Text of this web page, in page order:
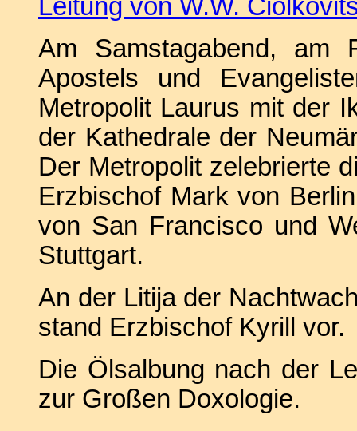
Leitung von W.W.
Am Samstagabend, am
Apostels und
Metropolit Laurus mit der
der Kathedrale der
Der Metropolit zelebrierte
Erzbischof Mark von
von San Francisco und
Stuttgart.
An der Litija der
stand Erzbischof Kyrill vor.
Die Ölsalbung nach der
zur Großen Doxologie.